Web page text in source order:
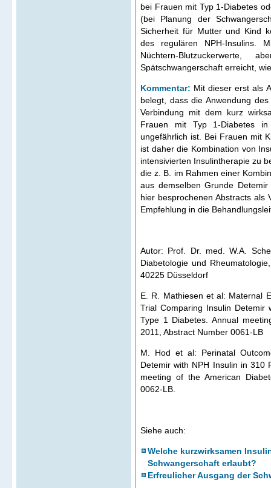
bei Frauen mit Typ 1-Diabetes
(bei Planung der
Sicherheit für Mutter und Kind
des regulären NPH-Insulins.
Nüchtern-
Spätschwangerschaft erreicht,
Kommentar: Mit dieser erst als
belegt, dass die Anwendung
Verbindung mit dem kurz
Frauen mit Typ 1-Diabetes
ungefährlich ist. Bei Frauen mit
ist daher die Kombination von
intensivierten Insulintherapie zu
die z. B. im Rahmen einer
aus demselben Grunde
hier besprochenen Abstracts als
Empfehlung in die
Autor: Prof. Dr. med. W.A.
Diabetologie und
40225 Düsseldorf
E. R. Mathiesen et al: Maternal
Trial Comparing Insulin Detemir
Type 1 Diabetes. Annual
2011, Abstract Number 0061-LB
M. Hod et al: Perinatal
Detemir with NPH Insulin in 310
meeting of the American
0062-LB.
Siehe auch:
Welche kurzwirksamen
Schwangerschaft erlaubt?
Erfreulicher Ausgang der